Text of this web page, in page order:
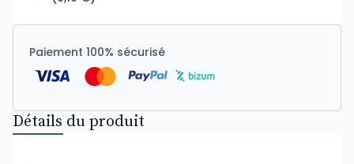
Paiement 100% sécurisé
Détails du produit